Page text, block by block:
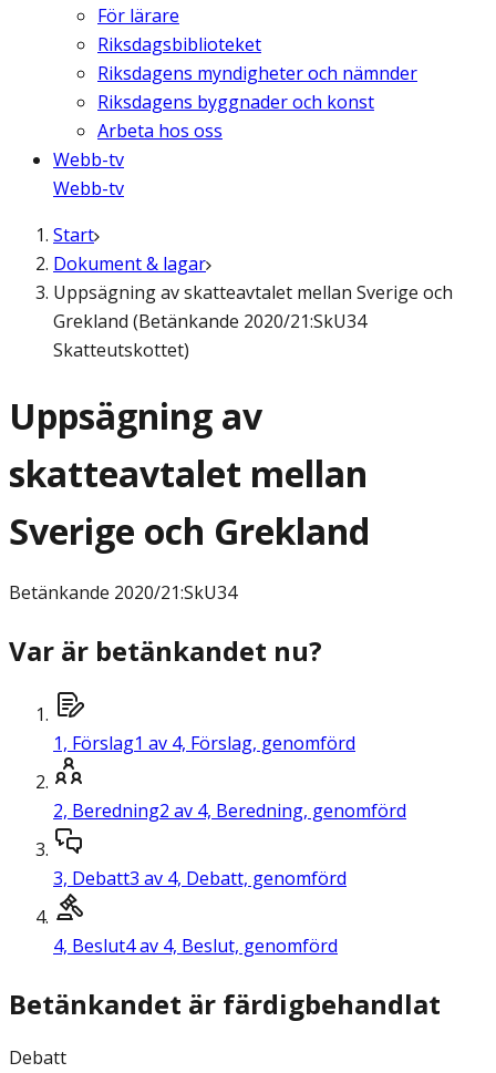
För lärare
Riksdagsbiblioteket
Riksdagens myndigheter och nämnder
Riksdagens byggnader och konst
Arbeta hos oss
Webb-tv
Webb-tv
Start
Dokument & lagar
Uppsägning av skatteavtalet mellan Sverige och
Grekland (Betänkande 2020/21:SkU34
Skatteutskottet)
Uppsägning av
skatteavtalet mellan
Sverige och Grekland
Betänkande 2020/21:SkU34
Var är betänkandet nu?
1, Förslag1 av 4, Förslag, genomförd
2, Beredning2 av 4, Beredning, genomförd
3, Debatt3 av 4, Debatt, genomförd
4, Beslut4 av 4, Beslut, genomförd
Betänkandet är färdigbehandlat
Debatt